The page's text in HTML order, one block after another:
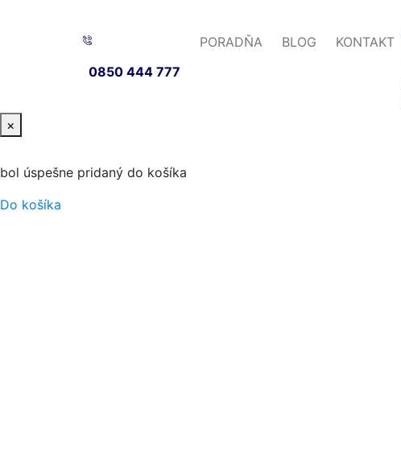
0850 444 777
PORADŇA BLOG KONTAKT
×
bol úspešne pridaný do košíka
Do košíka